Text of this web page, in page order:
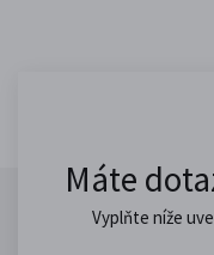
Máte
Vyplňte níže